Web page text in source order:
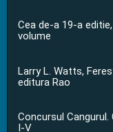
Cea de-a 19-a
volume
Larry L. Watts,
editura Rao
Concursul
I-V